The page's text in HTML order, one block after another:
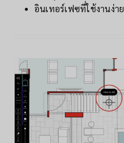
อินเทอร์เฟซที่ใช้งานง่าย